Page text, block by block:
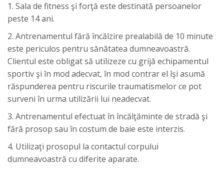
1. Sala de fitness şi forţă este destinată persoanelor
peste 14 ani.
2. Antrenamentul fără încălzire prealabilă de 10 minute
este periculos pentru sănătatea dumneavoastră.
Clientul este obligat să utilizeze cu grijă echipamentul
sportiv şi în mod adecvat, în mod contrar el îşi asumă
răspunderea pentru riscurile traumatismelor ce pot
surveni în urma utilizării lui neadecvat.
3. Antrenamentul efectuat în încălţăminte de stradă şi
fără prosop sau în costum de baie este interzis.
4. Utilizaţi prosopul la contactul corpului
dumneavoastră cu diferite aparate.